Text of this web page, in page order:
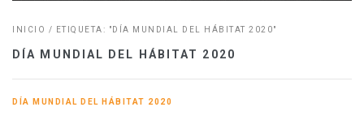
INICIO / ETIQUETA: "DÍA MUNDIAL DEL HÁBITAT 2020"
DÍA MUNDIAL DEL HÁBITAT 2020
DÍA MUNDIAL DEL HÁBITAT 2020